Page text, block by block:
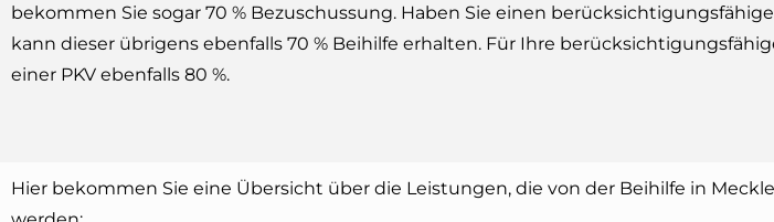
bekommen Sie sogar 70 % Bezuschussung. Haben Sie einen
kann dieser übrigens ebenfalls 70 % Beihilfe erhalten. Für Ihre
einer PKV ebenfalls 80 %.
Hier bekommen Sie eine Übersicht über die Leistungen, die von der Beihilfe in